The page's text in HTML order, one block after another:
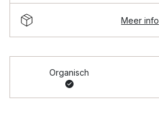
Meer info
Organisch